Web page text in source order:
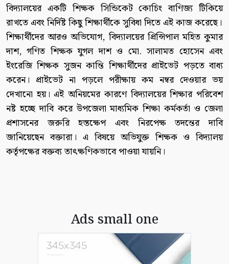
বিদ্যালয়ের একটি শিক্ষক সিন্ডিকেট কোচিং বাণিজ্য টিকিয়ে
রাখতে এবং নির্দিষ্ট কিছু শিক্ষার্থীকে সুবিধা দিতে এই কাজ করেছে।
শিক্ষার্থীদের আরও অভিযোগ, বিদ্যালয়ের প্রিন্সিপাল মহিত কুমার
দাশ, গণিত শিক্ষক যুগল দাশ ও মো. সালামত হোসেন এবং
ইংরেজি শিক্ষক সুজন কান্তি শিক্ষার্থীদের প্রাইভেট পড়তে বাধ্য
করেন। প্রাইভেট না পড়লে পরীক্ষায় কম নম্বর দেওয়ার ভয়
দেখানো হয়। এই অনিয়মের কারণে বিদ্যালয়ের শিক্ষার পরিবেশ
নষ্ট হচ্ছে দাবি করে উপজেলা মাধ্যমিক শিক্ষা কর্মকর্তা ও জেলা
প্রশাসনের জরুরি হস্তক্ষেপ এবং নিরপেক্ষ তদন্তের দাবি
জানিয়েছেন বক্তারা। এ বিষয়ে অভিযুক্ত শিক্ষক ও বিদ্যালয়
কর্তৃপক্ষের বক্তব্য তাৎক্ষণিকভাবে পাওয়া যায়নি।
Ads small one